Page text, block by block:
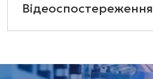
Відеоспостереження